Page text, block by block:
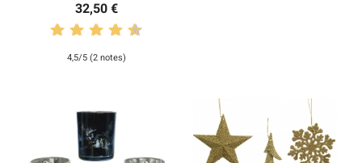
32,50 €
4,5/5 (2 notes)